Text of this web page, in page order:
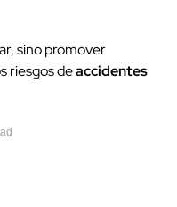
sino promover
riesgos deaccidentes